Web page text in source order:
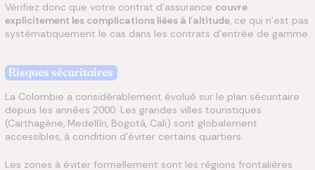
Vérifiez donc que votre contrat d'assurance couvre
explicitement les complications liées à l'altitude, ce qui n'est pas
systématiquement le cas dans les contrats d'entrée de gamme.
Risques sécuritaires
La Colombie a considérablement évolué sur le plan sécuritaire
depuis les années 2000. Les grandes villes touristiques
(Carthagène, Medellín, Bogotá, Cali) sont globalement
accessibles, à condition d'éviter certains quartiers.
Les zones à éviter formellement sont les régions frontalières